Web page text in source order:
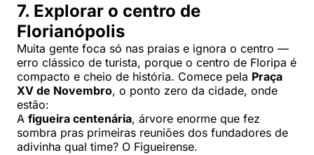
7. Explorar o centro de
Florianópolis
Muita gente foca só nas praias e ignora o centro —
erro clássico de turista, porque o centro de Floripa é
compacto e cheio de história. Comece pela Praça
XV de Novembro, o ponto zero da cidade, onde
estão:
A figueira centenária, árvore enorme que fez
sombra pras primeiras reuniões dos fundadores de
adivinha qual time? O Figueirense.